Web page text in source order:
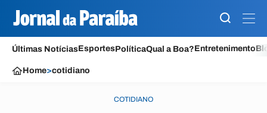
Últimas NotíciasEsportesPolíticaQual a Boa?Entretenimento
Home>cotidiano
COTIDIANO